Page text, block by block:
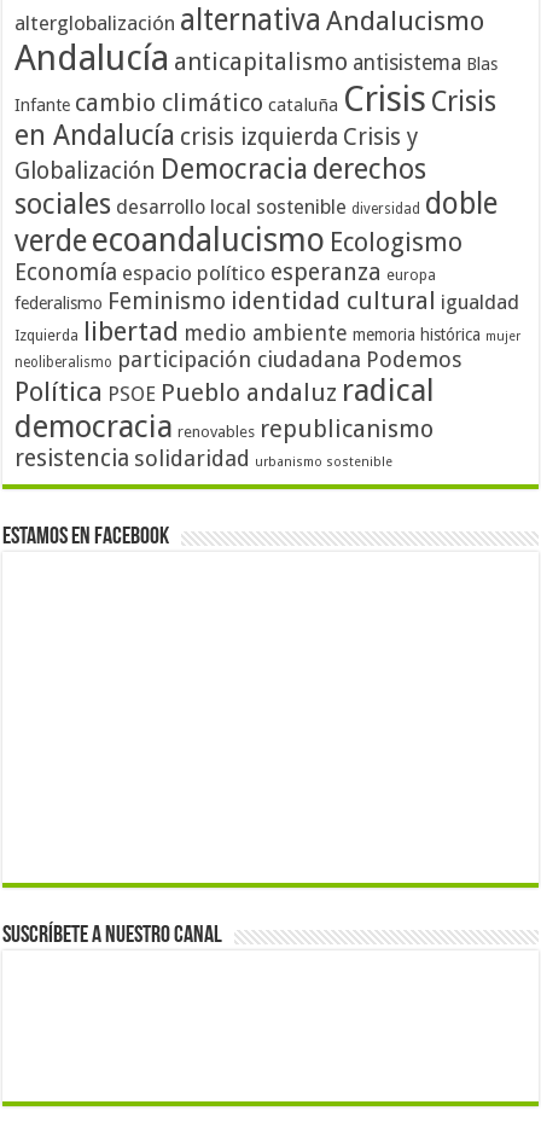
alterglobalización alternativa Andalucismo
Andalucía anticapitalismo antisistema Blas
Infante cambio climático cataluña Crisis Crisis
en Andalucía crisis izquierda Crisis y
Globalización Democracia derechos
sociales desarrollo local sostenible diversidad doble
verdeecoandalucismo Ecologismo
Economía espacio político esperanza europa
federalismo Feminismo identidad cultural igualdad
Izquierda libertad medio ambiente memoria histórica mujer
neoliberalismo participación ciudadana Podemos
Política PSOE Pueblo andaluz radical
democracia renovables republicanismo
resistencia solidaridad urbanismo sostenible
Estamos en Facebook
Suscríbete a nuestro canal